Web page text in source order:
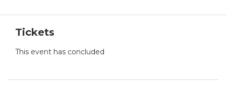
Tickets
This event has concluded